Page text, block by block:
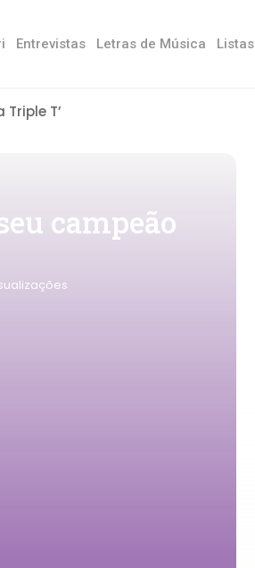
Entrevistas Letras de Música Listas
T’
campeão